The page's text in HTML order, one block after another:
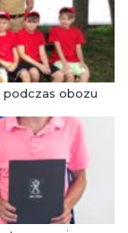
podczas obozu